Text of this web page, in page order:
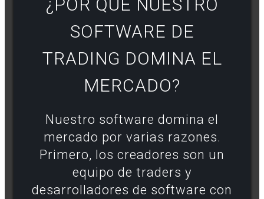
¿POR QUÉ NUESTRO
SOFTWARE DE
TRADING DOMINA EL
MERCADO?
Nuestro software domina el
mercado por varias razones.
Primero, los creadores son un
equipo de traders y
desarrolladores de software con